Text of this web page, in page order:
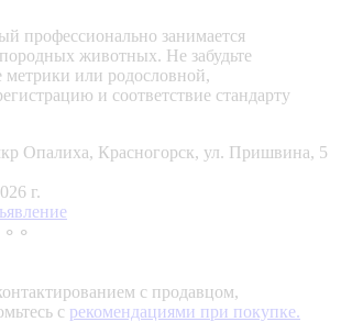
профессионально занимается
животных. Не забудьте
метрики или родословной,
и соответствие стандарту
Опалиха, Красногорск, ул. Пришвина, 5
г.
⚬⚬
с продавцом,
с рекомендациями при покупке.